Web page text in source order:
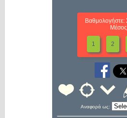
Βαθμολογήστε:
1 2
Αναφορά ως: